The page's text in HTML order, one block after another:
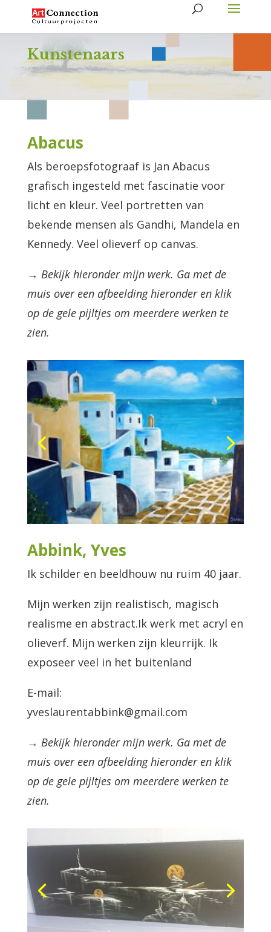
Kunstenaars
Abacus
Als beroepsfotograaf is Jan Abacus
grafisch ingesteld met fascinatie voor
licht en kleur. Veel portretten van
bekende mensen als Gandhi, Mandela en
Kennedy. Veel olieverf op canvas.
→ Bekijk hieronder mijn werk. Ga met de
muis over een afbeelding hieronder en klik
op de gele pijltjes om meerdere werken te
zien.
Abbink, Yves
Ik schilder en beeldhouw nu ruim 40 jaar.
Mijn werken zijn realistisch, magisch
realisme en abstract.Ik werk met acryl en
olieverf. Mijn werken zijn kleurrijk. Ik
exposeer veel in het buitenland
E-mail:
yveslaurentabbink@gmail.com
→ Bekijk hieronder mijn werk. Ga met de
muis over een afbeelding hieronder en klik
op de gele pijltjes om meerdere werken te
zien.